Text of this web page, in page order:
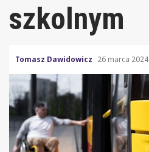
szkolnym
Tomasz Dawidowicz 26 marca 2024